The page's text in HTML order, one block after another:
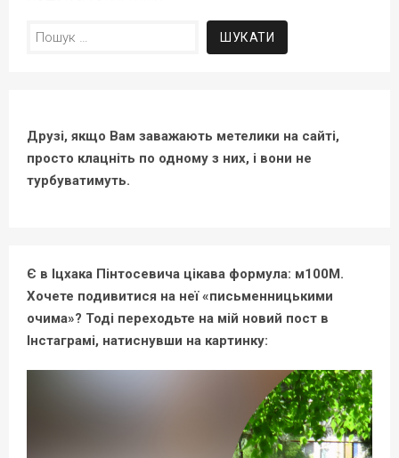
Пошук:
Друзі, якщо Вам заважають метелики на сайті,
просто клацніть по одному з них, і вони не
турбуватимуть.
Є в Іцхака Пінтосевича цікава формула: м100М.
Хочете подивитися на неї «письменницькими
очима»? Тоді переходьте на мій новий пост в
Інстаграмі, натиснувши на картинку: